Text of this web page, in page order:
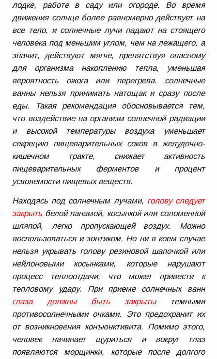
лодке, работе в саду или огороде. Во время
движения солнце более равномерно действует на
все тело, и солнечные лучи падают на стоящего
человека под меньшим углом, чем на лежащего, а
значит, действуют мягче, препятствуя опасному
для организма накоплению тепла, уменьшая
вероятность ожога или перегрева. солнечные
ванны нельзя принимать натощак и сразу после
еды. Такая рекомендация обосновывается тем,
что воздействие на организм солнечной радиации
и высокой температуры воздуха уменьшает
секрецию пищеварительных соков в желудочно-
кишечном тракте, снижает активность
пищеварительных ферментов и процент
усвояемости пищевых веществ.
Находясь под солнечным лучами, голову следует
закрыть белой панамой, косынкой или соломенной
шляпой, легко пропускающей воздух. Можно
воспользоваться и зонтиком. Но ни в коем случае
нельзя укрывать голову резиновой шапочкой или
нейлоновыми косынками, которые нарушают
процесс теплоотдачи, что может привести к
тепловому удару. При приеме солнечных ванн
глаза должны быть закрытытемными
противосолнечными очками. Это предохранит их
от возникновения конъюнктивита. Помимо этого,
человек начинает щуриться и вокруг глаз
появляются морщинки, которые после долгого